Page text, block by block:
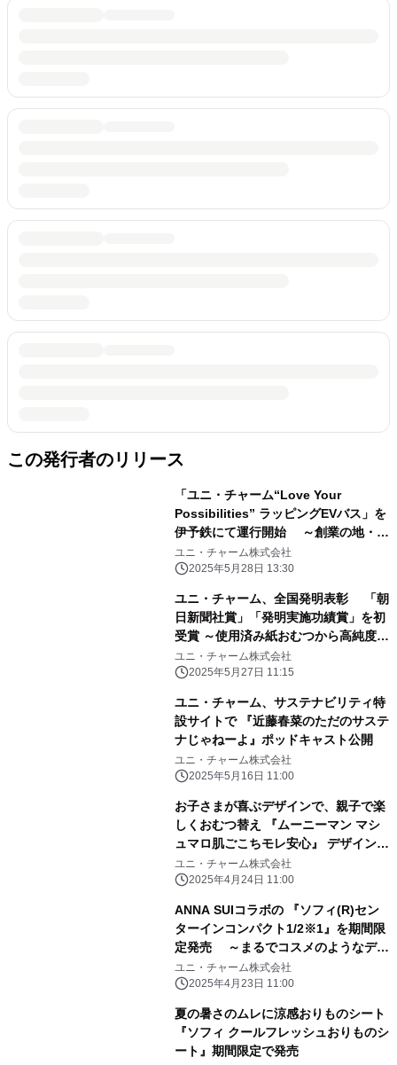
この発行者のリリース
「ユニ・チャーム“Love Your
Possibilities” ラッピングEVバス」を
伊予鉄にて運行開始 ～創業の地・愛
媛県から、共生社会と持続可能な未来
の実現へ～
ユニ・チャーム株式会社
2025年5月28日 13:30
ユニ・チャーム、全国発明表彰 「朝
日新聞社賞」「発明実施功績賞」を初
受賞 ～使用済み紙おむつから高純度パ
ルプを再生する 技術の発明(特許第
6290475号)～
ユニ・チャーム株式会社
2025年5月27日 11:15
ユニ・チャーム、サステナビリティ特
設サイトで 『近藤春菜のただのサステ
ナじゃねーよ』ポッドキャスト公開
ユニ・チャーム株式会社
2025年5月16日 11:00
お子さまが喜ぶデザインで、親子で楽
しくおむつ替え 『ムーニーマン マシ
ュマロ肌ごこちモレ安心』 デザイン企
画 期間限定発売
ユニ・チャーム株式会社
2025年4月24日 11:00
ANNA SUIコラボの 『ソフィ(R)セン
ターインコンパクト1/2※1』を期間限
定発売 ～まるでコスメのようなデザ
インのパッケージが4年ぶりに登場～
ユニ・チャーム株式会社
2025年4月23日 11:00
夏の暑さのムレに涼感おりものシート
『ソフィ クールフレッシュおりものシ
ート』期間限定で発売